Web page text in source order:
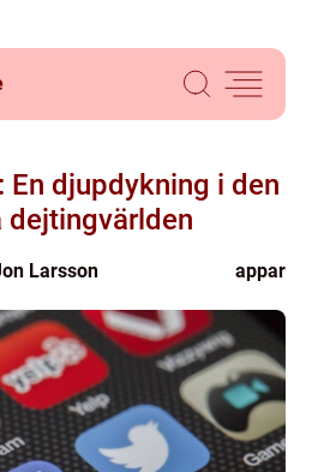
En djupdykning i den
dejtingvärlden
Larsson appar